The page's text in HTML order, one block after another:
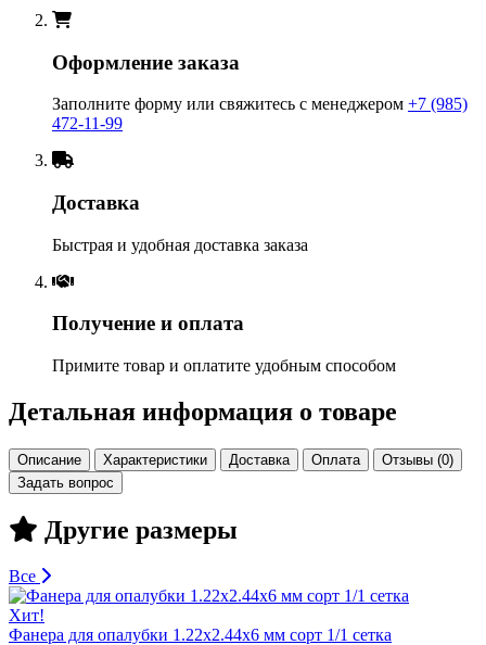
Оформление заказа
Заполните форму или свяжитесь с менеджером +7 (985)
472-11-99
Доставка
Быстрая и удобная доставка заказа
Получение и оплата
Примите товар и оплатите удобным способом
Детальная информация о товаре
Описание Характеристики Доставка Оплата
Отзывы (0)
Задать вопрос
Другие размеры
Все
Хит!
Фанера для опалубки 1.22х2.44х6 мм сорт 1/1 сетка